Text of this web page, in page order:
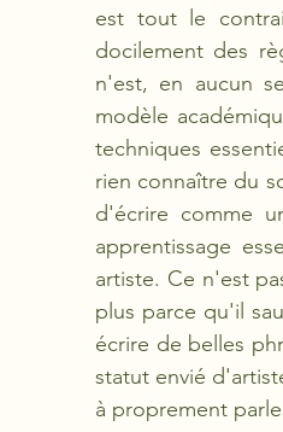
est tout le
docilement des
n'est, en aucun
modèle
techniques
rien connaître du
d'écrire comme
apprentissage
artiste. Ce n'est
plus parce qu'il
écrire de belles
statut envié
à proprement